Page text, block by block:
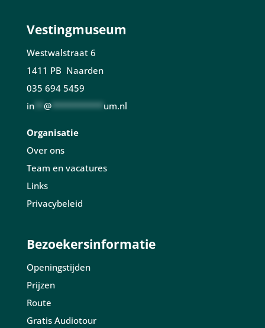
Vestingmuseum
Westwalstraat 6
1411 PB Naarden
035 694 5459
in** @*********** um.nl
Organisatie
Over ons
Team en vacatures
Links
Privacybeleid
Bezoekersinformatie
Openingstijden
Prijzen
Route
Gratis Audiotour